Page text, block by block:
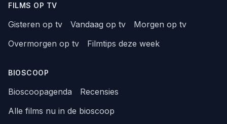
FILMS OP TV
Gisteren op tv Vandaag op tv
Morgen op tv
Overmorgen op tv
Filmtips deze week
BIOSCOOP
Bioscoopagenda
Recensies
Alle films nu in de bioscoop